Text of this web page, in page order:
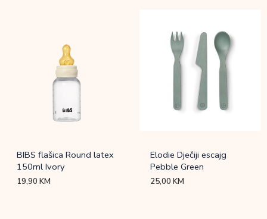
BIBS flašica Round latex
150ml Ivory
19,90KM
Elodie Dječiji escajg
Pebble Green
25,00KM